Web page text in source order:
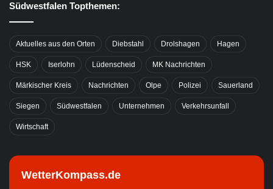
Südwestfalen Topthemen:
Aktuelles aus den Orten Diebstahl Drolshagen Hagen
HSK Iserlohn Lüdenscheid MK Nachrichten
Märkischer Kreis Nachrichten Olpe Polizei Sauerland
Siegen Südwestfalen Unternehmen Verkehrsunfall
Wirtschaft
WetterKompass.de